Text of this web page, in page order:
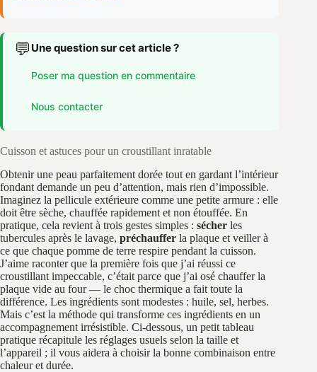
💬 Une question sur cet article ?
Poser ma question en commentaire
Nous contacter
Cuisson et astuces pour un croustillant inratable
Obtenir une peau parfaitement dorée tout en gardant l’intérieur
fondant demande un peu d’attention, mais rien d’impossible.
Imaginez la pellicule extérieure comme une petite armure : elle
doit être sèche, chauffée rapidement et non étouffée. En
pratique, cela revient à trois gestes simples : sécher les
tubercules après le lavage, préchauffer la plaque et veiller à
ce que chaque pomme de terre respire pendant la cuisson.
J’aime raconter que la première fois que j’ai réussi ce
croustillant impeccable, c’était parce que j’ai osé chauffer la
plaque vide au four — le choc thermique a fait toute la
différence. Les ingrédients sont modestes : huile, sel, herbes.
Mais c’est la méthode qui transforme ces ingrédients en un
accompagnement irrésistible. Ci-dessous, un petit tableau
pratique récapitule les réglages usuels selon la taille et
l’appareil ; il vous aidera à choisir la bonne combinaison entre
chaleur et durée.